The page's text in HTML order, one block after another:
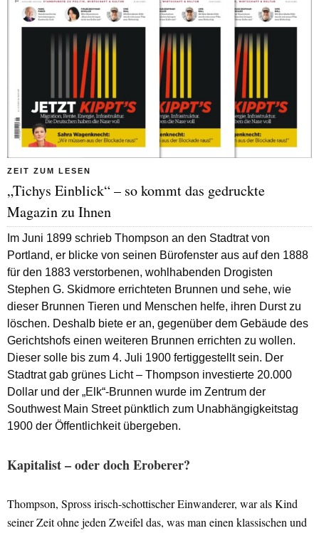
ZEIT ZUM LESEN
„Tichys Einblick“ – so kommt das gedruckte
Magazin zu Ihnen
Im Juni 1899 schrieb Thompson an den Stadtrat von
Portland, er blicke von seinen Bürofenster aus auf den 1888
für den 1883 verstorbenen, wohlhabenden Drogisten
Stephen G. Skidmore errichteten Brunnen und sehe, wie
dieser Brunnen Tieren und Menschen helfe, ihren Durst zu
löschen. Deshalb biete er an, gegenüber dem Gebäude des
Gerichtshofs einen weiteren Brunnen errichten zu wollen.
Dieser solle bis zum 4. Juli 1900 fertiggestellt sein. Der
Stadtrat gab grünes Licht – Thompson investierte 20.000
Dollar und der „Elk“-Brunnen wurde im Zentrum der
Southwest Main Street pünktlich zum Unabhängigkeitstag
1900 der Öffentlichkeit übergeben.
Kapitalist – oder doch Eroberer?
Thompson, Spross irisch-schottischer Einwanderer, war als Kind
seiner Zeit ohne jeden Zweifel das, was man einen klassischen und